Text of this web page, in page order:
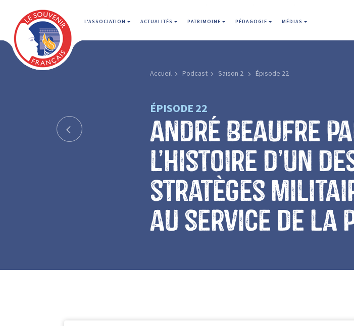
L'ASSOCIATION ACTUALITÉS PATRIMOINE PÉDAGOGIE MÉDIAS
Accueil Podcast Saison 2 Épisode 22
ÉPISODE 22
André Beaufre
L’histoire d’un
stratèges
au service de la